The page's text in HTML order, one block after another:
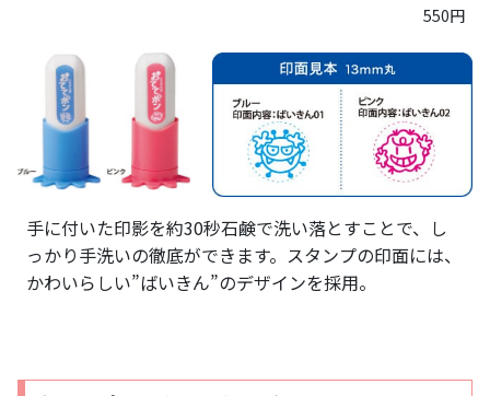
550円
手に付いた印影を約30秒石鹸で洗い落とすことで、し
っかり手洗いの徹底ができます。スタンプの印面には、
かわいらしい”ばいきん”のデザインを採用。